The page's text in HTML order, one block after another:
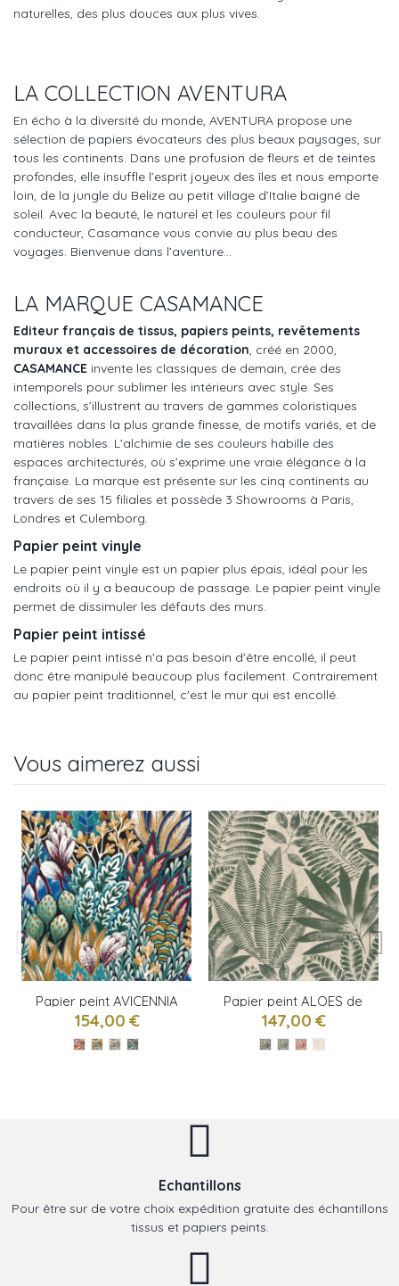
naturelles, des plus douces aux plus vives.
LA COLLECTION AVENTURA
En écho à la diversité du monde, AVENTURA propose une
sélection de papiers évocateurs des plus beaux paysages, sur
tous les continents. Dans une profusion de fleurs et de teintes
profondes, elle insuffle l’esprit joyeux des îles et nous emporte
loin, de la jungle du Belize au petit village d’Italie baigné de
soleil. Avec la beauté, le naturel et les couleurs pour fil
conducteur, Casamance vous convie au plus beau des
voyages. Bienvenue dans l’aventure...
LA MARQUE CASAMANCE
Editeur français de tissus, papiers peints, revêtements
muraux et accessoires de décoration, créé en 2000,
CASAMANCE invente les classiques de demain, crée des
intemporels pour sublimer les intérieurs avec style. Ses
collections, s’illustrent au travers de gammes coloristiques
travaillées dans la plus grande finesse, de motifs variés, et de
matières nobles. L’alchimie de ses couleurs habille des
espaces architecturés, où s’exprime une vraie élégance à la
française. La marque est présente sur les cinq continents au
travers de ses 15 filiales et possède 3 Showrooms à Paris,
Londres et Culemborg.
Papier peint vinyle
Le papier peint vinyle est un papier plus épais, idéal pour les
endroits où il y a beaucoup de passage. Le papier peint vinyle
permet de dissimuler les défauts des murs.
Papier peint intissé
Le papier peint intissé n'a pas besoin d'être encollé, il peut
donc être manipulé beaucoup plus facilement. Contrairement
au papier peint traditionnel, c'est le mur qui est encollé.
Vous aimerez aussi
Papier peint AVICENNIA
de Casamance
154,00 €
Papier peint ALOES de
Casamance
147,00 €
Echantillons
Pour être sur de votre choix expédition gratuite des échantillons
tissus et papiers peints.